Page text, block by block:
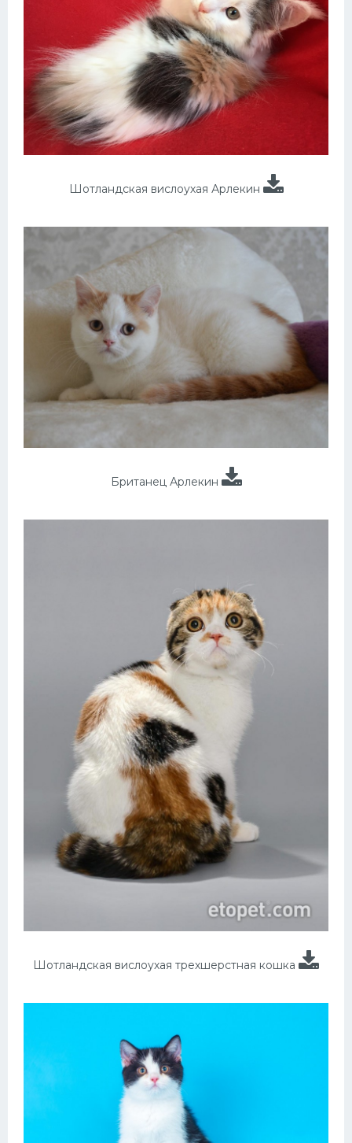
Шотландская вислоухая Арлекин
Британец Арлекин
Шотландская вислоухая трехшерстная кошка